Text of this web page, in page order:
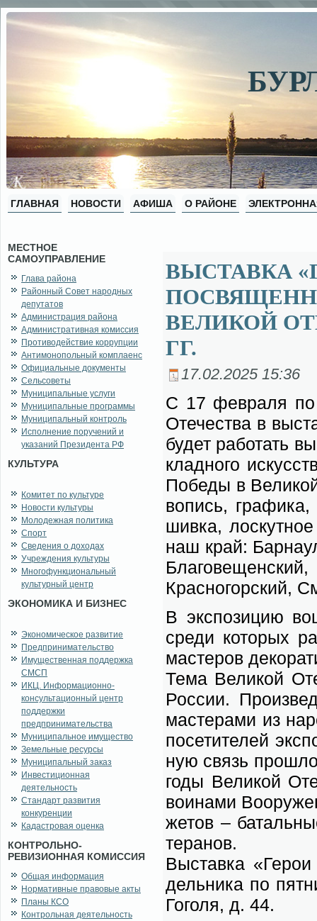
ГЛАВНАЯ НОВОСТИ АФИША О РАЙОНЕ
МЕСТНОЕ
САМОУПРАВЛЕНИЕ
Глава района
Районный Совет народных
депутатов
Администрация района
Административная комиссия
Противодействие коррупции
Антимонопольный комплаенс
Официальные документы
Сельсоветы
Муниципальные услуги
Муниципальные программы
Муниципальный контроль
Исполнение поручений и
указаний Президента РФ
КУЛЬТУРА
Комитет по культуре
Новости культуры
Молодежная политика
Спорт
Сведения о доходах
Учреждения культуры
Многофункциональный
культурный центр
ЭКОНОМИКА И БИЗНЕС
Экономическое развитие
Предпринимательство
Имущественная поддержка
СМСП
ИКЦ. Информационно-
консультационный центр
поддержки
предпринимательства
Муниципальное имущество
Земельные ресурсы
Муниципальный заказ
Инвестиционная
деятельность
Стандарт развития
конкуренции
Кадастровая оценка
КОНТРОЛЬНО-
РЕВИЗИОННАЯ КОМИССИЯ
Общая информация
Нормативные правовые акты
Планы КСО
Контрольная деятельность
ВЫСТАВКА
ВЕЛИКОЙ
ГГ.
17.02.2025 15:36
С 17 фев­ра­ля по
Оте­че­ства в
бу­дет ра­бо­тать
клад­но­го
По­бе­ды в
во­пись,
шив­ка,
наш край:
Крас­но­гор­ский,
В экс­по­зи­цию
сре­ди ко­то­рых
ма­сте­ров
Те­ма Ве­ли­кой
Рос­сии.
ма­сте­ра­ми из
по­се­ти­те­лей
ную связь
го­ды Ве­ли­кой
во­и­на­ми
же­тов –
те­ра­нов.
Вы­став­ка
дель­ни­ка по
Го­го­ля, д. 44.